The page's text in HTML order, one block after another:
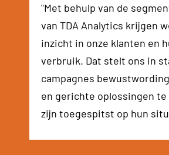
"Met behulp van de
van TDA Analytics krijgen
inzicht in onze klanten en
verbruik. Dat stelt ons in
campagnes
en gerichte oplossingen
zijn toegespitst op hun